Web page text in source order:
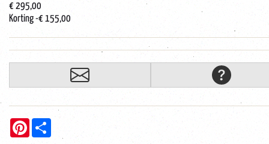
€ 295,00
Korting-€ 155,00
Pinterest